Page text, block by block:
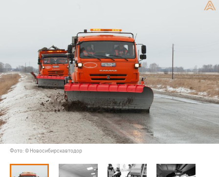
Фото: © Новосибирскавтодор